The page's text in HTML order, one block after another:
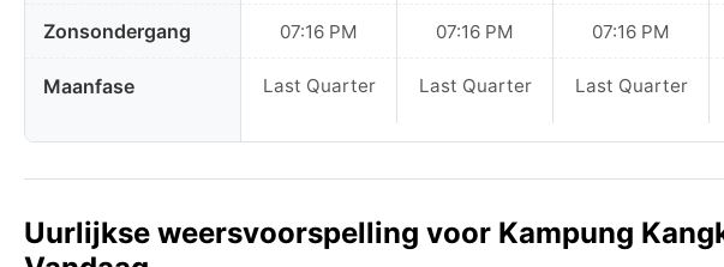
Zonsondergang
Maanfase
07:16 PM
Last Quarter
07:16 PM
Last Quarter
07:16 PM
Last Quarter
Uurlijkse weersvoorspelling voor Kampung